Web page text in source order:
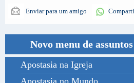
Enviar para um amigo
Novo menu de
Apostasia na Igreja